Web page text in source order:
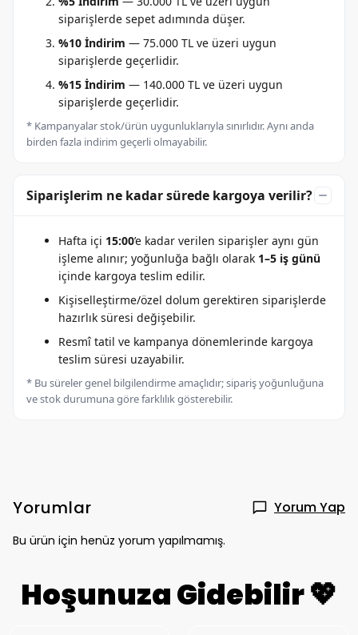
siparişlerde sepet adımında düşer.
%10 İndirim — 75.000 TL ve üzeri uygun
siparişlerde geçerlidir.
%15 İndirim — 140.000 TL ve üzeri uygun
siparişlerde geçerlidir.
* Kampanyalar stok/ürün uygunluklarıyla sınırlıdır. Aynı anda
birden fazla indirim geçerli olmayabilir.
Siparişlerim ne kadar sürede kargoya verilir?
Hafta içi 15:00’e kadar verilen siparişler aynı gün
işleme alınır; yoğunluğa bağlı olarak 1–5 iş günü
içinde kargoya teslim edilir.
Kişiselleştirme/özel dolum gerektiren siparişlerde
hazırlık süresi değişebilir.
Resmî tatil ve kampanya dönemlerinde kargoya
teslim süresi uzayabilir.
* Bu süreler genel bilgilendirme amaçlıdır; sipariş yoğunluğuna
ve stok durumuna göre farklılık gösterebilir.
Yorumlar Yorum Yap
Bu ürün için henüz yorum yapılmamış.
Hoşunuza Gidebilir 💖